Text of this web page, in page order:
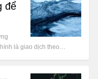
để
là giao dịch theo…